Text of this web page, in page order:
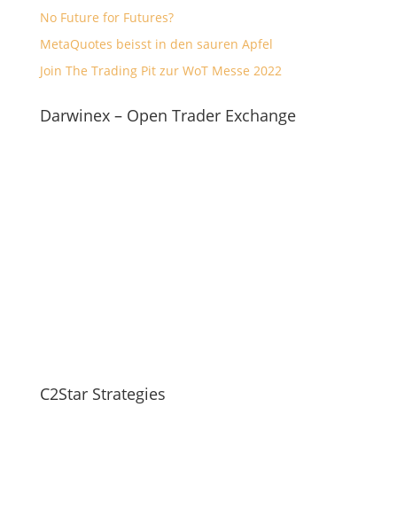
No Future for Futures?
MetaQuotes beisst in den sauren Apfel
Join The Trading Pit zur WoT Messe 2022
Darwinex – Open Trader Exchange
C2Star Strategies